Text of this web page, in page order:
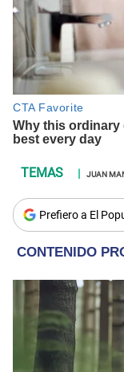
JUAN
Prefiero a El